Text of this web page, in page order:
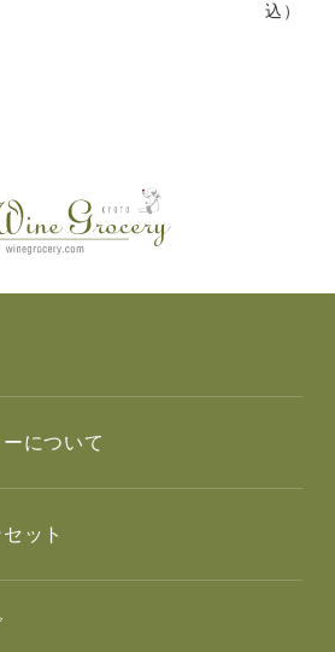
込）
について
ット